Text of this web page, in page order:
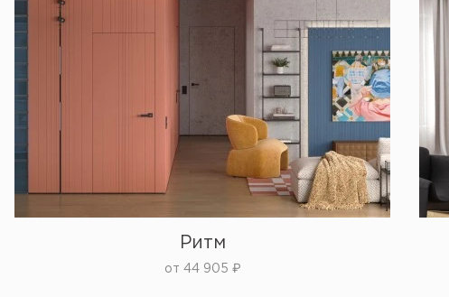
Ритм
от 44 905 ₽